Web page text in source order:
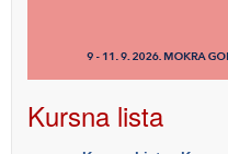
Kursna lista